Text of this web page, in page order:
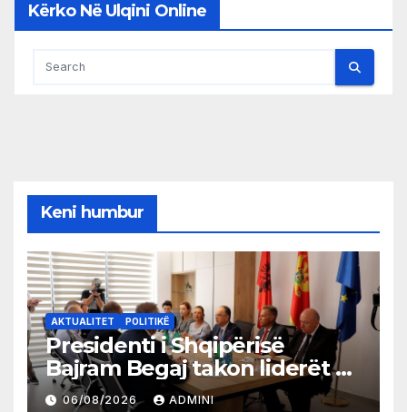
Kërko Në Ulqini Online
Keni humbur
AKTUALITET POLITIKË
Presidenti i Shqipërisë
Bajram Begaj takon liderët e
partive shqiptare në Ulqin
06/08/2026 ADMINI